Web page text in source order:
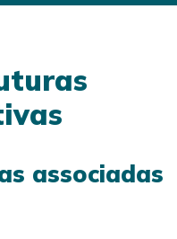
associadas